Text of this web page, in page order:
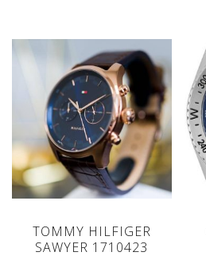
TOMMY HILFIGER
SAWYER 1710423